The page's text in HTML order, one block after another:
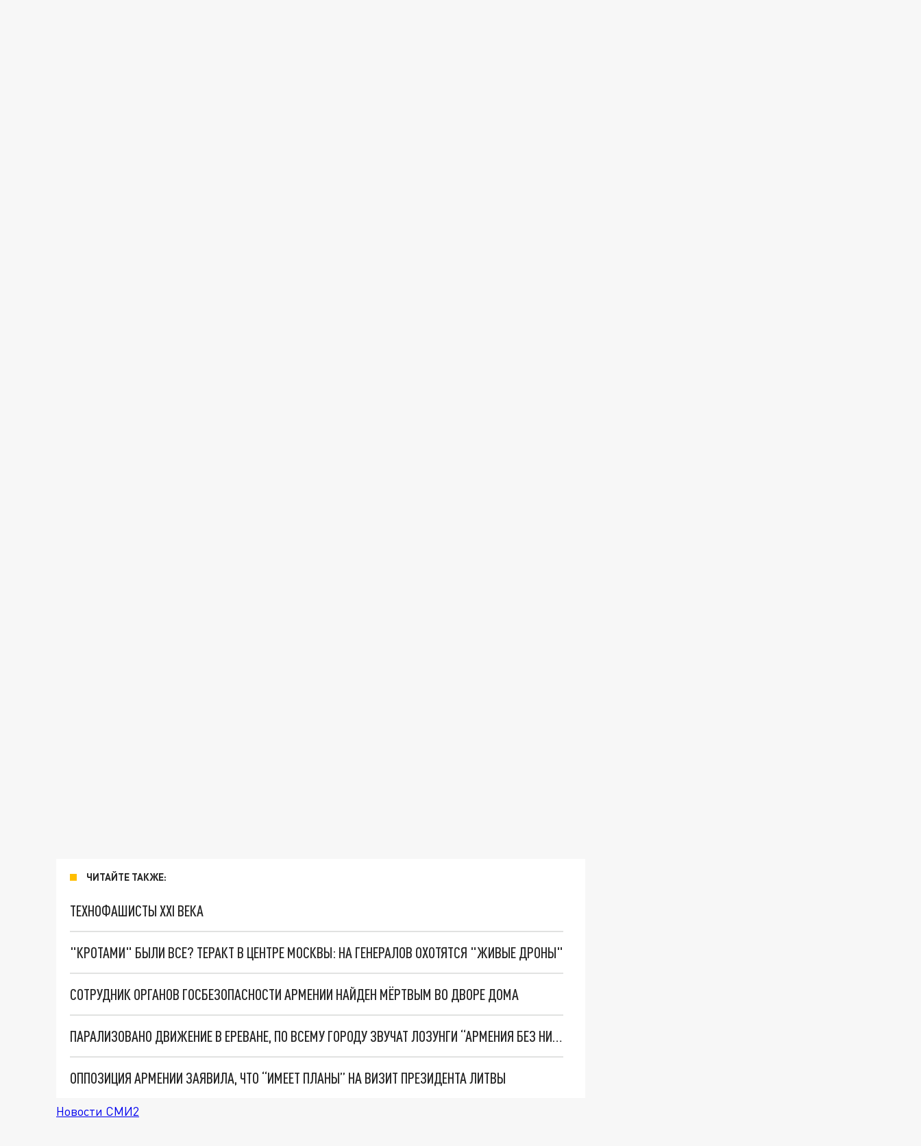
ЧИТАЙТЕ ТАКЖЕ:
ТЕХНОФАШИСТЫ XXI ВЕКА
"КРОТАМИ" БЫЛИ ВСЕ? ТЕРАКТ В ЦЕНТРЕ МОСКВЫ: НА ГЕНЕРАЛОВ ОХОТЯТСЯ "ЖИВЫЕ ДРОНЫ"
СОТРУДНИК ОРГАНОВ ГОСБЕЗОПАСНОСТИ АРМЕНИИ НАЙДЕН МЁРТВЫМ ВО ДВОРЕ ДОМА
ПАРАЛИЗОВАНО ДВИЖЕНИЕ В ЕРЕВАНЕ, ПО ВСЕМУ ГОРОДУ ЗВУЧАТ ЛОЗУНГИ “АРМЕНИЯ БЕЗ НИКОЛА"
ОППОЗИЦИЯ АРМЕНИИ ЗАЯВИЛА, ЧТО “ИМЕЕТ ПЛАНЫ” НА ВИЗИТ ПРЕЗИДЕНТА ЛИТВЫ
Новости СМИ2